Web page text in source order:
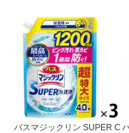
バスマジックリン SUPER C